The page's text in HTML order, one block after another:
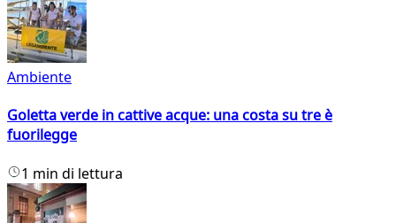
Ambiente
Goletta verde in cattive acque: una costa su tre è
fuorilegge
1 min di lettura